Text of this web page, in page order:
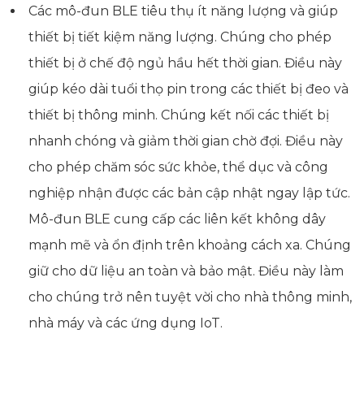
Các mô-đun BLE tiêu thụ ít năng lượng và giúp
thiết bị tiết kiệm năng lượng. Chúng cho phép
thiết bị ở chế độ ngủ hầu hết thời gian. Điều này
giúp kéo dài tuổi thọ pin trong các thiết bị đeo và
thiết bị thông minh. Chúng kết nối các thiết bị
nhanh chóng và giảm thời gian chờ đợi. Điều này
cho phép chăm sóc sức khỏe, thể dục và công
nghiệp nhận được các bản cập nhật ngay lập tức.
Mô-đun BLE cung cấp các liên kết không dây
mạnh mẽ và ổn định trên khoảng cách xa. Chúng
giữ cho dữ liệu an toàn và bảo mật. Điều này làm
cho chúng trở nên tuyệt vời cho nhà thông minh,
nhà máy và các ứng dụng IoT.